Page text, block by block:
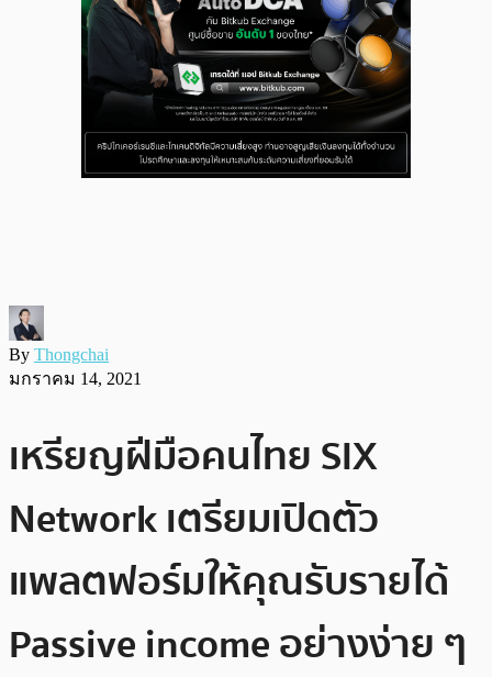
By Thongchai
มกราคม 14, 2021
เหรียญฝีมือคนไทย SIX
Network เตรียมเปิดตัว
แพลตฟอร์มให้คุณรับรายได้
Passive income อย่างง่าย ๆ